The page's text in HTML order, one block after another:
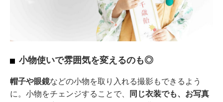
小物使いで雰囲気を変えるのも◎
帽子や眼鏡などの小物を取り入れる撮影もできるよう
に。小物をチェンジすることで、
同じ衣装でも、お写真